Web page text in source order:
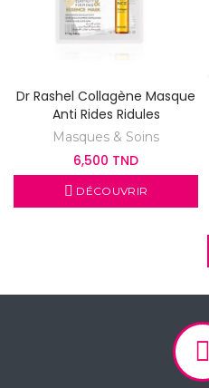
Dr Rashel Collagène Masque
Anti Rides Ridules
Masques & Soins
6,500 TND
DÉCOUVRIR